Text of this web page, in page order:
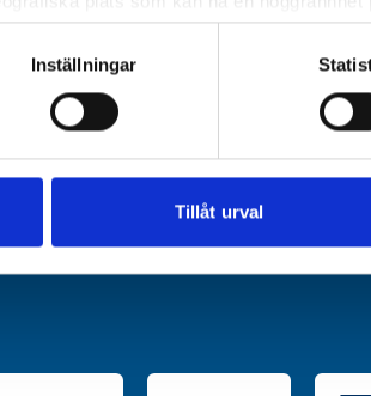
skanna den för specifika
uppgifter behandlas och ställ in dina
helst från cookie-förklaringen.
Vi vidarebefordrar även sådana
analysföretag som vi samarbetar med.
Inställningar
Tillåt urval